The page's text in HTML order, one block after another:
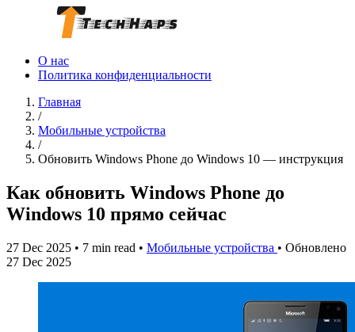
О нас
Политика конфиденциальности
Главная
/
Мобильные устройства
/
Обновить Windows Phone до Windows 10 — инструкция
Как обновить Windows Phone до
Windows 10 прямо сейчас
27 Dec 2025 • 7 min read • Мобильные устройства • Обновлено
27 Dec 2025